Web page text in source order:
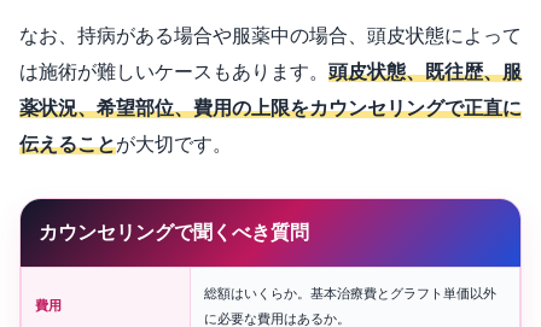
なお、持病がある場合や服薬中の場合、頭皮状態によって
は施術が難しいケースもあります。 頭皮状態、既往歴、服
薬状況、希望部位、費用の上限をカウンセリングで正直に
伝えることが大切です。
カウンセリングで聞くべき質問
費用
総額はいくらか。基本治療費とグラフト単価以外
に必要な費用はあるか。